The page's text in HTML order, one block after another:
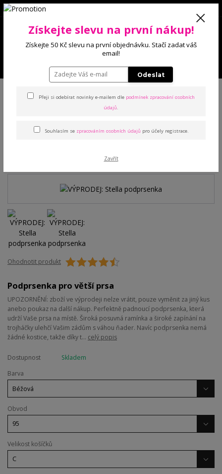
0 Kč
podprsenka
Ohodnotit produkt
Podprsenka pro větší prsa
UPOZORNĚNÍ: zboží ve výprodeji nelze vrátit, pouze vyměnit za jiný kus
anebo poukaz na další nákup. Perfektně padnoucí podprsenka, která
udrží Vaše prsa na místě. Široká posuvná ramínka a široké zapínání na
trojháčky ulehčí Vašim zádům s váhou ňader. Navíc podprsenka nemá
žádné kostice, takže díky t... celý popis
Dostupnost
Skladem
Barva
Obvod
Velikost košíčků
Získejte slevu na první nákup!
Získejte 50 Kč slevu na první objednávku. Stačí zadat váš
email!
Odeslat
Přeji si odebírat novinky e-mailem dle podmínek zpracování osobních
údajů.
Souhlasím se zpracováním osobních údajů pro účely registrace.
Zavřít